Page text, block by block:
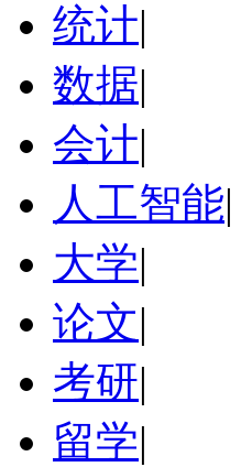
统计|
数据|
会计|
人工智能|
大学|
论文|
考研|
留学|